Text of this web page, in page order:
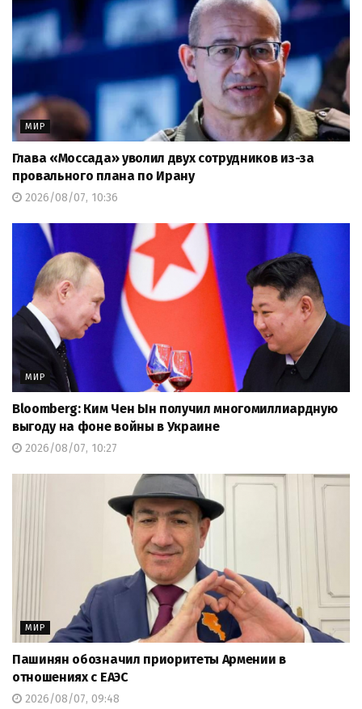
МИР
Глава «Моссада» уволил двух сотрудников из-за
провального плана по Ирану
2026/08/07, 10:36
МИР
Bloomberg: Ким Чен Ын получил многомиллиардную
выгоду на фоне войны в Украине
2026/08/07, 10:27
МИР
Пашинян обозначил приоритеты Армении в
отношениях с ЕАЭС
2026/08/07, 09:48